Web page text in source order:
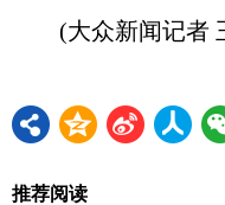
(大众新闻记者
推荐阅读